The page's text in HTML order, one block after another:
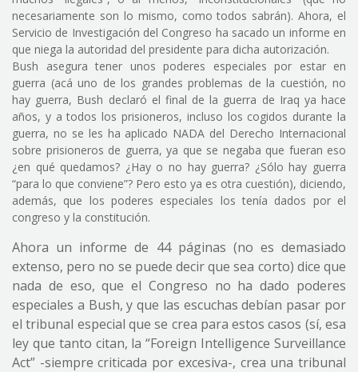
necesariamente son lo mismo, como todos sabrán). Ahora, el
Servicio de Investigación del Congreso ha sacado un informe en
que niega la autoridad del presidente para dicha autorización.
Bush asegura tener unos poderes especiales por estar en
guerra (acá uno de los grandes problemas de la cuestión, no
hay guerra, Bush declaró el final de la guerra de Iraq ya hace
años, y a todos los prisioneros, incluso los cogidos durante la
guerra, no se les ha aplicado NADA del Derecho Internacional
sobre prisioneros de guerra, ya que se negaba que fueran eso
¿en qué quedamos? ¿Hay o no hay guerra? ¿Sólo hay guerra
“para lo que conviene”? Pero esto ya es otra cuestión), diciendo,
además, que los poderes especiales los tenía dados por el
congreso y la constitución.
Ahora un informe de 44 páginas (no es demasiado
extenso, pero no se puede decir que sea corto) dice que
nada de eso, que el Congreso no ha dado poderes
especiales a Bush, y que las escuchas debían pasar por
el tribunal especial que se crea para estos casos (sí, esa
ley que tanto citan, la “Foreign Intelligence Surveillance
Act” -siempre criticada por excesiva-, crea una tribunal